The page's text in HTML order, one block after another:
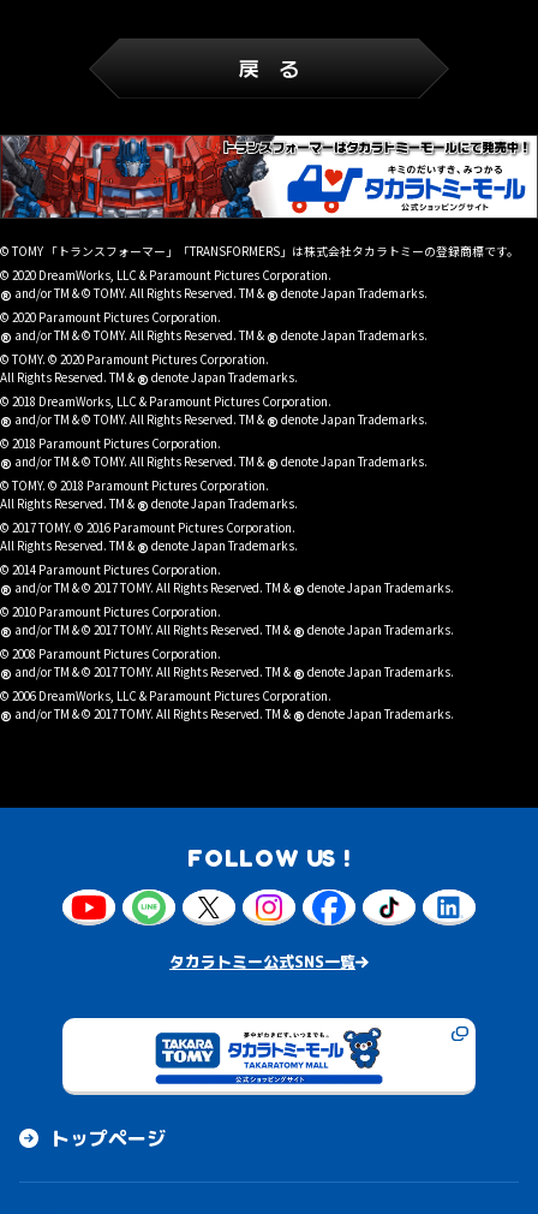
© TOMY 「トランスフォーマー」「TRANSFORMERS」は株式会社タカラトミーの登録商標です。
© 2020 DreamWorks, LLC & Paramount Pictures Corporation.
® and/or TM & © TOMY. All Rights Reserved. TM & ® denote Japan Trademarks.
© 2020 Paramount Pictures Corporation.
® and/or TM & © TOMY. All Rights Reserved. TM & ® denote Japan Trademarks.
© TOMY. © 2020 Paramount Pictures Corporation.
All Rights Reserved. TM & ® denote Japan Trademarks.
© 2018 DreamWorks, LLC & Paramount Pictures Corporation.
® and/or TM & © TOMY. All Rights Reserved. TM & ® denote Japan Trademarks.
© 2018 Paramount Pictures Corporation.
® and/or TM & © TOMY. All Rights Reserved. TM & ® denote Japan Trademarks.
© TOMY. © 2018 Paramount Pictures Corporation.
All Rights Reserved. TM & ® denote Japan Trademarks.
© 2017 TOMY. © 2016 Paramount Pictures Corporation.
All Rights Reserved. TM & ® denote Japan Trademarks.
© 2014 Paramount Pictures Corporation.
® and/or TM & © 2017 TOMY. All Rights Reserved. TM & ® denote Japan Trademarks.
© 2010 Paramount Pictures Corporation.
® and/or TM & © 2017 TOMY. All Rights Reserved. TM & ® denote Japan Trademarks.
© 2008 Paramount Pictures Corporation.
® and/or TM & © 2017 TOMY. All Rights Reserved. TM & ® denote Japan Trademarks.
© 2006 DreamWorks, LLC & Paramount Pictures Corporation.
® and/or TM & © 2017 TOMY. All Rights Reserved. TM & ® denote Japan Trademarks.
FOLLOW US !
タカラトミー公式SNS一覧
トップページ